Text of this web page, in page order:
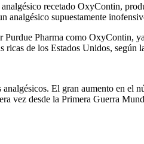
recetado OxyContin,
analgésico supuestamente
Pharma como OxyContin,
ricas de los Estados Unidos, según
El gran aumento en el
vez desde la Primera Guerra